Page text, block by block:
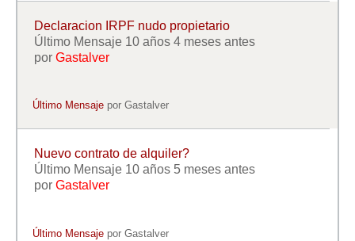
Declaracion IRPF nudo propietario
Último Mensaje 10 años 4 meses antes
por Gastalver
Último Mensaje porGastalver
Nuevo contrato de alquiler?
Último Mensaje 10 años 5 meses antes
por Gastalver
Último Mensaje porGastalver